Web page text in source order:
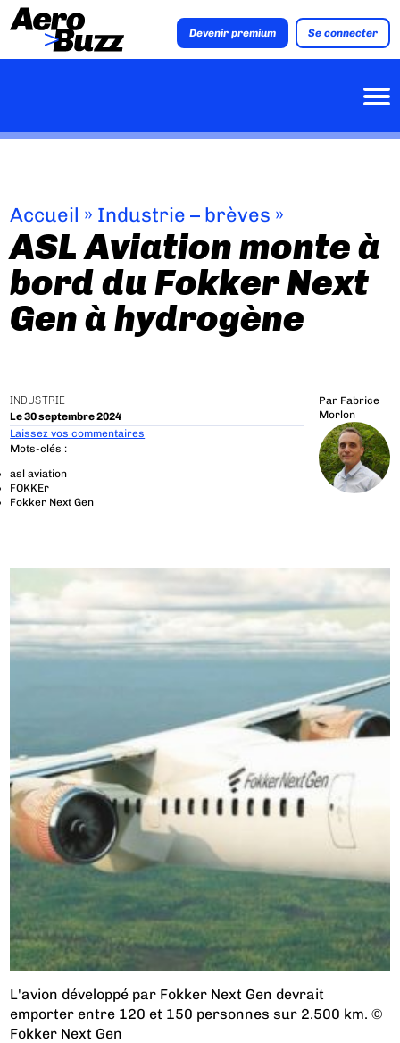
Devenir premium Se connecter
Accueil » Industrie – brèves »
ASL Aviation monte à
bord du Fokker Next
Gen à hydrogène
INDUSTRIE
Le 30 septembre 2024
Par Fabrice
Morlon
Laissez vos commentaires
Mots-clés :
asl aviation
FOKKEr
Fokker Next Gen
L'avion développé par Fokker Next Gen devrait
emporter entre 120 et 150 personnes sur 2.500 km. ©
Fokker Next Gen